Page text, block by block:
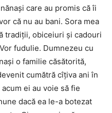
care au promis că îi
că nu au bani. Sora mea
tradiţii, obiceiuri și cadouri
fudulie. Dumnezeu cu
o familie căsătorită,
cumătră cîţiva ani în
ei au voie să fie
dacă ea le-a botezat